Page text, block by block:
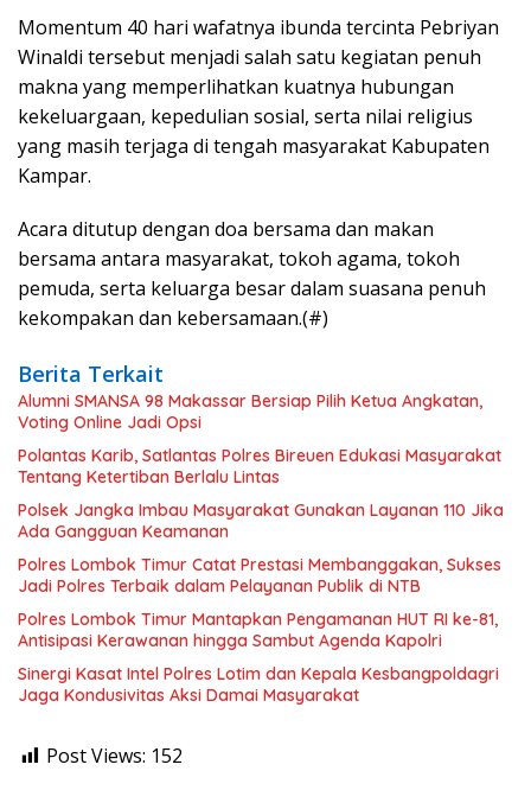
Momentum 40 hari wafatnya ibunda tercinta Pebriyan
Winaldi tersebut menjadi salah satu kegiatan penuh
makna yang memperlihatkan kuatnya hubungan
kekeluargaan, kepedulian sosial, serta nilai religius
yang masih terjaga di tengah masyarakat Kabupaten
Kampar.
Acara ditutup dengan doa bersama dan makan
bersama antara masyarakat, tokoh agama, tokoh
pemuda, serta keluarga besar dalam suasana penuh
kekompakan dan kebersamaan.(#)
Berita Terkait
Alumni SMANSA 98 Makassar Bersiap Pilih Ketua Angkatan,
Voting Online Jadi Opsi
Polantas Karib, Satlantas Polres Bireuen Edukasi Masyarakat
Tentang Ketertiban Berlalu Lintas
Polsek Jangka Imbau Masyarakat Gunakan Layanan 110 Jika
Ada Gangguan Keamanan
Polres Lombok Timur Catat Prestasi Membanggakan, Sukses
Jadi Polres Terbaik dalam Pelayanan Publik di NTB
Polres Lombok Timur Mantapkan Pengamanan HUT RI ke-81,
Antisipasi Kerawanan hingga Sambut Agenda Kapolri
Sinergi Kasat Intel Polres Lotim dan Kepala Kesbangpoldagri
Jaga Kondusivitas Aksi Damai Masyarakat
Post Views: 152